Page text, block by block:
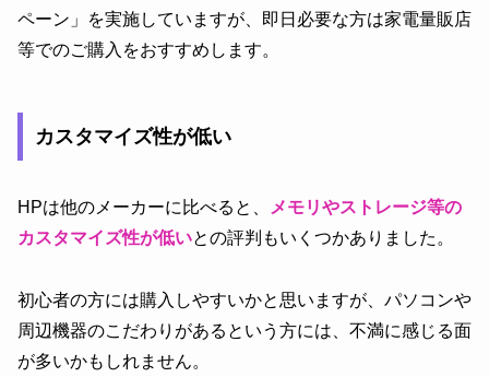
ペーン」を実施していますが、即日必要な方は家電量販店
等でのご購入をおすすめします。
カスタマイズ性が低い
HPは他のメーカーに比べると、
メモリやストレージ等の
カスタマイズ性が低いとの評判もいくつかありました。
初心者の方には購入しやすいかと思いますが、パソコンや
周辺機器のこだわりがあるという方には、不満に感じる面
が多いかもしれません。